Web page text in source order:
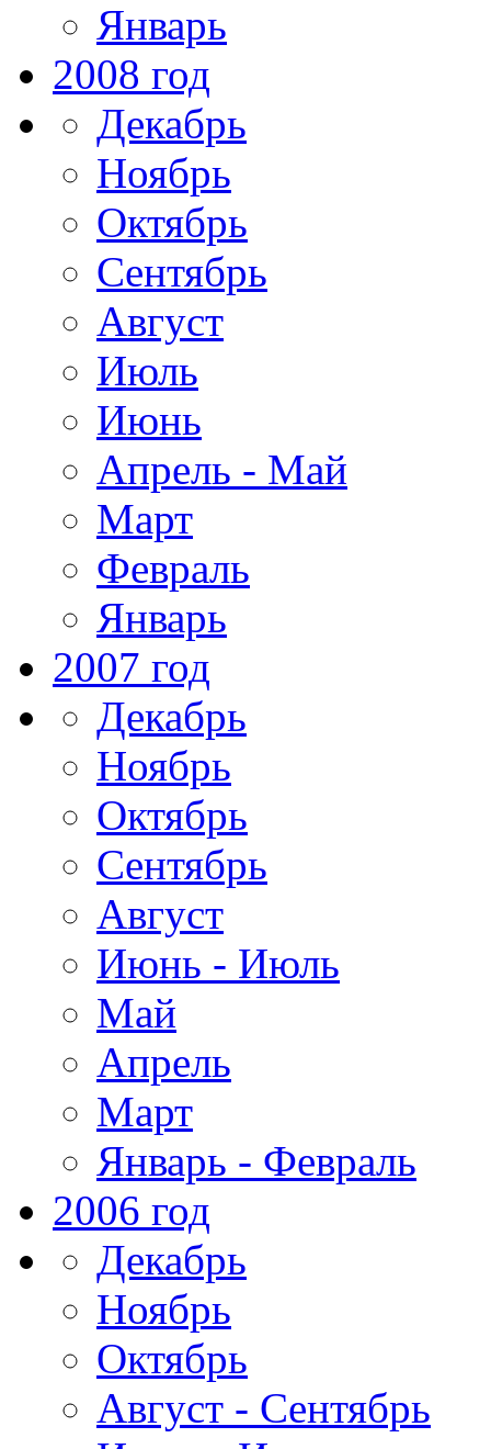
Январь
2008 год
Декабрь
Ноябрь
Октябрь
Сентябрь
Август
Июль
Июнь
Апрель - Май
Март
Февраль
Январь
2007 год
Декабрь
Ноябрь
Октябрь
Сентябрь
Август
Июнь - Июль
Май
Апрель
Март
Январь - Февраль
2006 год
Декабрь
Ноябрь
Октябрь
Август - Сентябрь